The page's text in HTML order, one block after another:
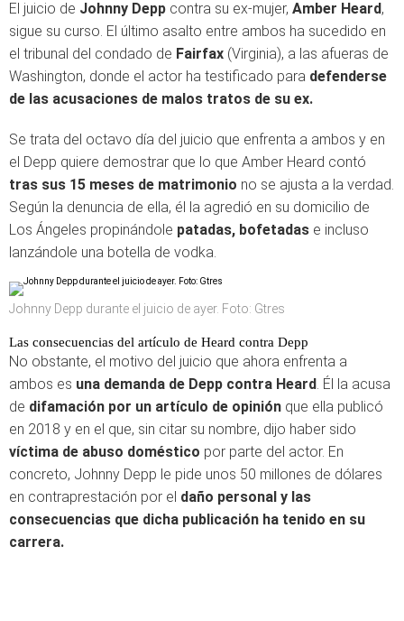
El juicio de Johnny Depp contra su ex-mujer, Amber Heard,
sigue su curso. El último asalto entre ambos ha sucedido en
el tribunal del condado de Fairfax (Virginia), a las afueras de
Washington, donde el actor ha testificado para defenderse
de las acusaciones de malos tratos de su ex.
Se trata del octavo día del juicio que enfrenta a ambos y en
el Depp quiere demostrar que lo que Amber Heard contó
tras sus 15 meses de matrimonio no se ajusta a la verdad.
Según la denuncia de ella, él la agredió en su domicilio de
Los Ángeles propinándole patadas, bofetadas e incluso
lanzándole una botella de vodka.
Johnny Depp durante el juicio de ayer. Foto: Gtres
Las consecuencias del artículo de Heard contra Depp
No obstante, el motivo del juicio que ahora enfrenta a
ambos es una demanda de Depp contra Heard. Él la acusa
de difamación por un artículo de opinión que ella publicó
en 2018 y en el que, sin citar su nombre, dijo haber sido
víctima de abuso doméstico por parte del actor. En
concreto, Johnny Depp le pide unos 50 millones de dólares
en contraprestación por el daño personal y las
consecuencias que dicha publicación ha tenido en su
carrera.